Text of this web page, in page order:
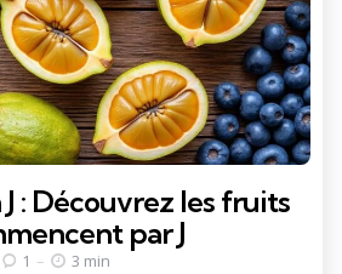
: Découvrez les fruits
par J
1 3 min